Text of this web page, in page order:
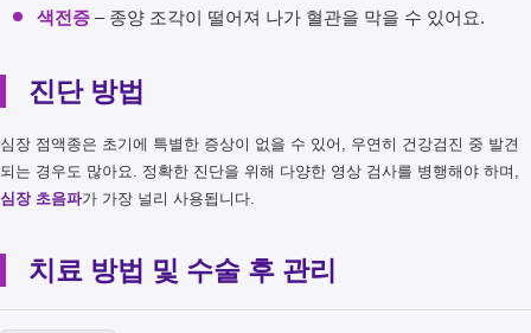
색전증– 종양 조각이 떨어져 나가 혈관을 막을 수 있어요.
진단 방법
심장 점액종은 초기에 특별한 증상이 없을 수 있어, 우연히 건강검진 중 발견
되는 경우도 많아요. 정확한 진단을 위해 다양한 영상 검사를 병행해야 하며,
심장 초음파가 가장 널리 사용됩니다.
치료 방법 및 수술 후 관리